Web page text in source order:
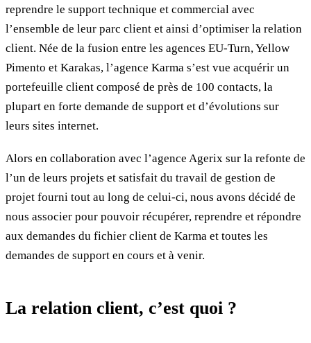
reprendre le support technique et commercial avec
l’ensemble de leur parc client et ainsi d’optimiser la relation
client. Née de la fusion entre les agences EU-Turn, Yellow
Pimento et Karakas, l’agence Karma s’est vue acquérir un
portefeuille client composé de près de 100 contacts, la
plupart en forte demande de support et d’évolutions sur
leurs sites internet.
Alors en collaboration avec l’agence Agerix sur la refonte de
l’un de leurs projets et satisfait du travail de gestion de
projet fourni tout au long de celui-ci, nous avons décidé de
nous associer pour pouvoir récupérer, reprendre et répondre
aux demandes du fichier client de Karma et toutes les
demandes de support en cours et à venir.
La relation client, c’est quoi ?